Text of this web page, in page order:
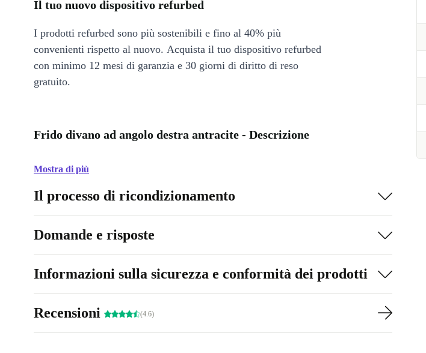
Il tuo nuovo dispositivo refurbed
I prodotti refurbed sono più sostenibili e fino al 40% più
convenienti rispetto al nuovo. Acquista il tuo dispositivo refurbed
con minimo 12 mesi di garanzia e 30 giorni di diritto di reso
gratuito.
Frido divano ad angolo destra antracite - Descrizione
Mostra di più
Il processo di ricondizionamento
Domande e risposte
Informazioni sulla sicurezza e conformità dei prodotti
Recensioni (4.6)